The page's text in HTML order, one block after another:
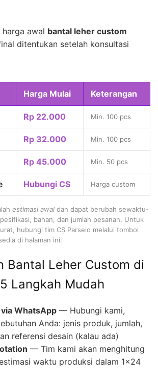
awal bantal leher custom
ditentukan setelah konsultasi
Harga Mulai Keterangan
Rp 22.000 Min. 100 pcs
Rp 32.000 Min. 100 pcs
Rp 45.000 Min. 50 pcs
Hubungi CS Harga custom
estimasi awal dan dapat berubah sewaktu-
bahan, dan jumlah pesanan. Untuk
hubungi tim CS Parselo melalui tombol
di halaman ini.
Bantal Leher Custom di
Langkah Mudah
WhatsApp — Hubungi kami,
Anda: jenis produk, jumlah,
referensi desain (kalau ada)
— Tim kami akan menghitung
waktu produksi dalam 1×24